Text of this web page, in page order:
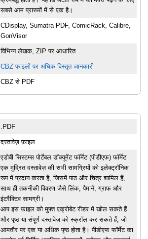
सबसे आम प्रारूपों में से एक है।
CDisplay, Sumatra PDF, ComicRack, Calibre,
GonVisor
विभिन्न लेखक, ZIP पर आधारित
CBZ फाइलों पर अधिक विस्तृत जानकारी
CBZ से PDF
.PDF
दस्तावेज़ फ़ाइल
एडोबी सिस्टम्स पोर्टेबल डॉक्यूमेंट फॉर्मेट (पीडीएफ) फॉर्मेट
एक मुद्रित दस्तावेज़ की सभी सामग्रियों को इलेक्ट्रॉनिक
रूप में प्रदान करता है, जिसमें पाठ और चित्र शामिल हैं,
साथ ही तकनीकी विवरण जैसे लिंक, पैमाने, ग्राफ और
इंटरैक्टिव सामग्री।
आप इस फ़ाइल को मुफ्त एक्रोबेट रीडर में खोल सकते हैं
और पृष्ठ या संपूर्ण दस्तावेज़ को स्क्रॉल कर सकते हैं, जो
आमतौर पर एक या अधिक पृष्ठ होता है। पीडीएफ फॉर्मेट का